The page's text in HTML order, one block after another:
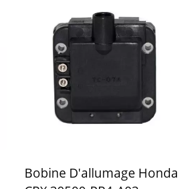
Bobine D'allumage Honda